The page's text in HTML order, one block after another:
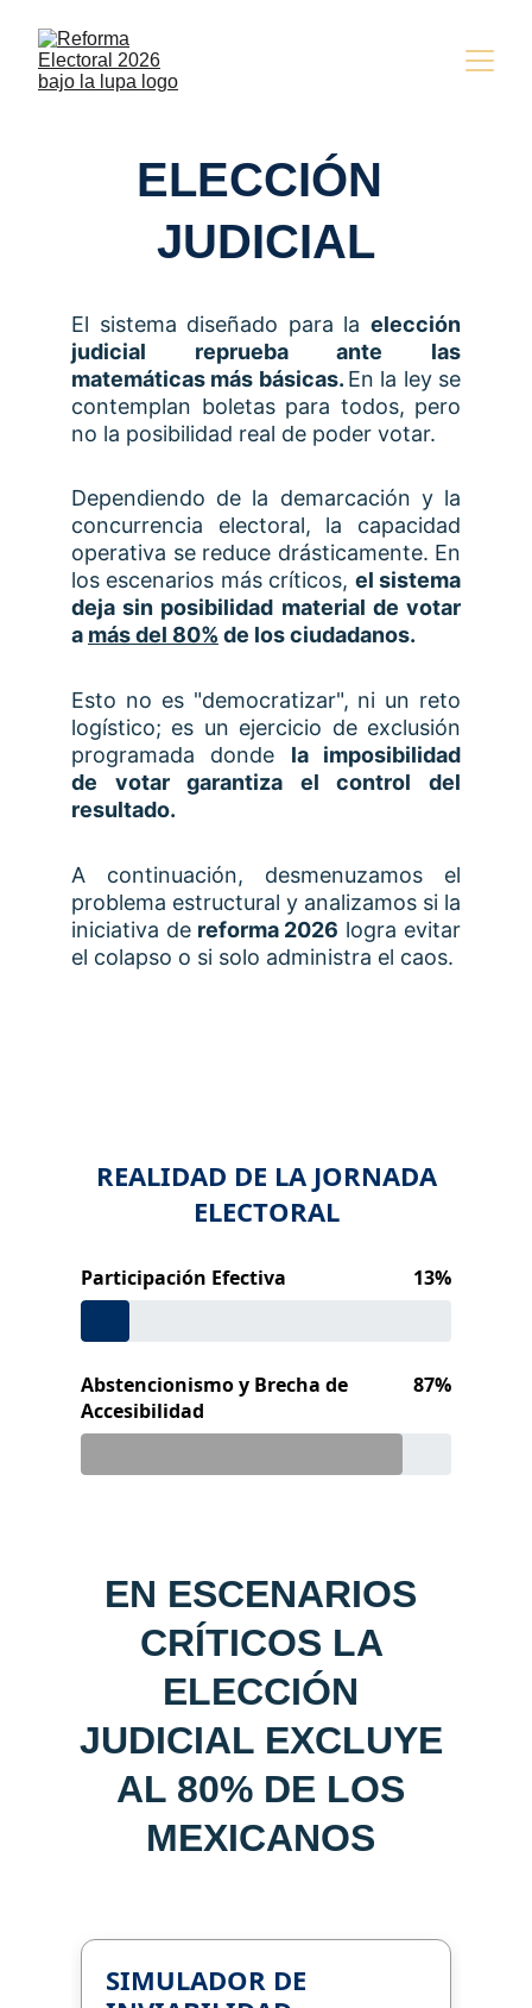
ELECCIÓN
JUDICIAL
El sistema diseñado para la elección
judicial reprueba ante las
matemáticas más básicas. En la ley se
contemplan boletas para todos, pero
no la posibilidad real de poder votar.
Dependiendo de la demarcación y la
concurrencia electoral, la capacidad
operativa se reduce drásticamente. En
los escenarios más críticos, el sistema
deja sin posibilidad material de votar
a más del 80% de los ciudadanos.
Esto no es "democratizar", ni un reto
logístico; es un ejercicio de exclusión
programada donde la imposibilidad
de votar garantiza el control del
resultado.
A continuación, desmenuzamos el
problema estructural y analizamos si la
iniciativa dereforma 2026 logra evitar
el colapso o si solo administra el caos.
EN ESCENARIOS
CRÍTICOS LA
ELECCIÓN
JUDICIAL EXCLUYE
AL 80% DE LOS
MEXICANOS